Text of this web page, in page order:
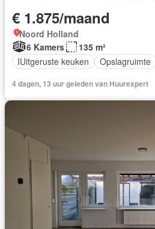
€ 1.875/maand
Noord Holland
6 Kamers
135 m²
IUitgeruste keuken
Opslagruimte
4 dagen, 13 uur geleden van Huurexpert